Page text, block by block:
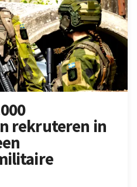
rekruteren in